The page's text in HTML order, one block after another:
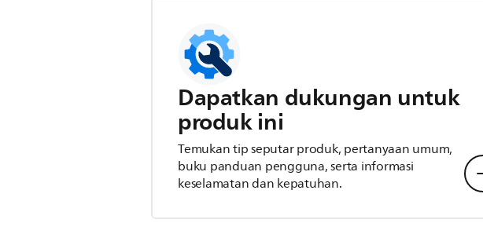
Dapatkan dukungan untuk
produk ini
Temukan tip seputar produk, pertanyaan umum,
buku panduan pengguna, serta informasi
keselamatan dan kepatuhan.